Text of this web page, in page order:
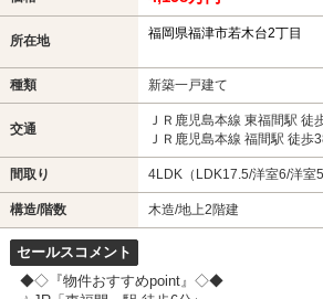
所在地 福岡県福津市若木台2丁目
種類 新築一戸建て
交通
ＪＲ鹿児島本線 東福間駅 徒
ＪＲ鹿児島本線 福間駅 徒歩
間取り 4LDK（LDK17.5/洋室6/洋室
構造/階数 木造/地上2階建
セールスコメント
◆◇『物件おすすめpoint』◇◆